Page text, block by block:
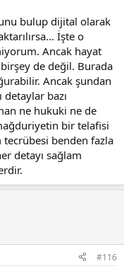
bulup dijital olarak
İşte o
Ancak hayat
de değil. Burada
Ancak şundan
bazı
ne hukuki ne de
bir telafisi
benden fazla
detayı sağlam
#116